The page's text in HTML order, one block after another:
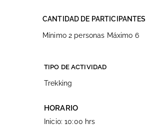
CANTIDAD DE PARTICIPANTES
Mínimo 2 personas Máximo 6
TIPO DE ACTIVIDAD
Trekking
HORARIO
Inicio: 10:00 hrs